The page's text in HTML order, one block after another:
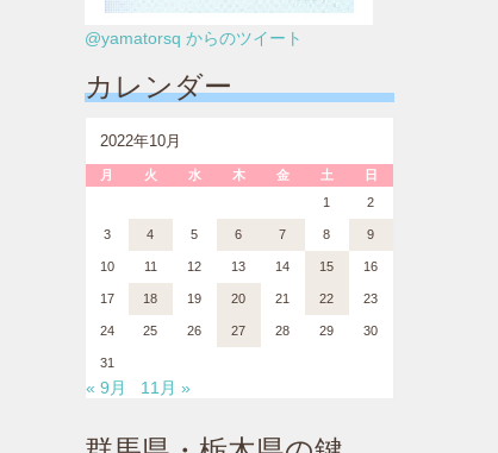
@yamatorsq からのツイート
カレンダー
2022年10月
月 火 水 木 金 土
日
1
2
3 4 5 6 7 8 9
10 11 12 13 14 15 16
17 18 19 20 21 22 23
24 25 26 27 28 29 30
31
« 9月 11月 »